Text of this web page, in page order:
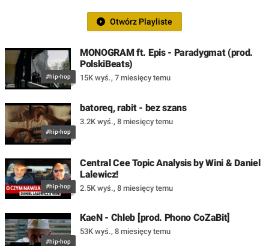
Otwórz Playliste
#hip-hop
MONOGRAM ft. Epis - Paradygmat (prod.
PolskiBeats)
15K wyś., 7 miesięcy temu
#hip-hop
batoreq, rabit - bez szans
3.2K wyś., 8 miesięcy temu
#hip-hop
Central Cee Topic Analysis by Wini & Daniel
Lalewicz!
2.5K wyś., 8 miesięcy temu
#hip-hop
KaeN - Chleb [prod. Phono CoZaBit]
53K wyś., 8 miesięcy temu